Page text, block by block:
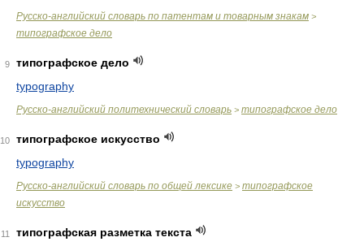
Русско-английский словарь по патентам и товарным знакам >
типографское дело
9
типографское дело
typography
Русско-английский политехнический словарь > типографское дело
10
типографское искусство
typography
Русско-английский словарь по общей лексике > типографское
искусство
11
типографская разметка текста